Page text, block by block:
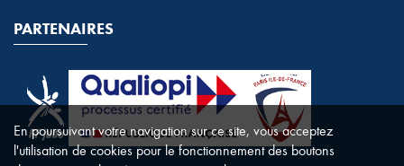
PARTENAIRES
En poursuivant votre navigation sur ce site, vous acceptez
l'utilisation de cookies pour le fonctionnement des boutons